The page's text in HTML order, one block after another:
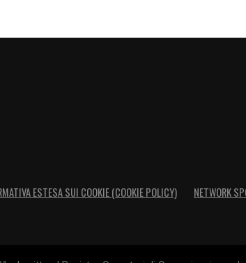
ESTESA SUI COOKIE (COOKIE POLICY) NETWORK